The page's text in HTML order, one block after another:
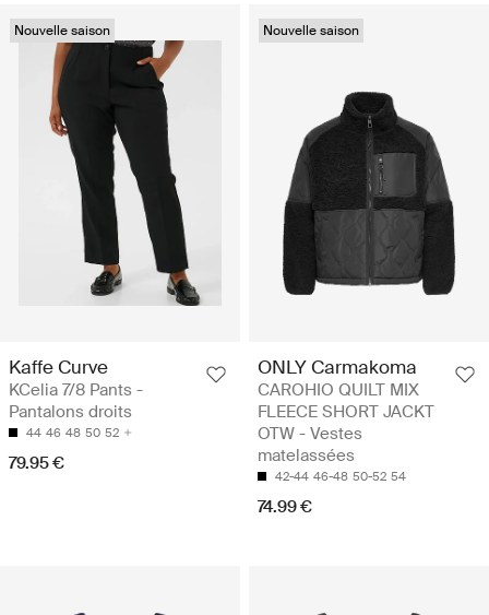
Nouvelle saison
Kaffe Curve
KCelia 7/8 Pants -
Pantalons droits
44 46 48 50 52
79.95 €
Nouvelle saison
ONLY Carmakoma
CAROHIO QUILT MIX
FLEECE SHORT JACKT
OTW - Vestes
matelassées
42-44 46-48 50-52 54
74.99 €